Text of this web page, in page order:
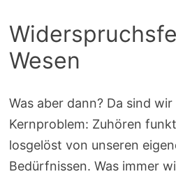
Wesen
Was aber dann? Da sind wir
Kernproblem: Zuhören
losgelöst von unseren
Bedürfnissen. Was immer